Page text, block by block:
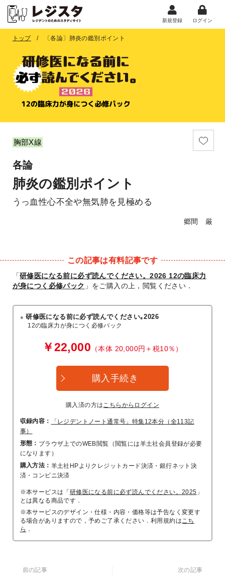
新規登録 ログイン
トップ 〔各論〕肺炎の鑑別ポイント
胸部X線
各論
肺炎の鑑別ポイント
うっ血性心不全や無気肺を見極める
郷間 厳
この記事は有料記事です
「研修医になる前に必ず読んでください。2026 12の臨床力
が身につく必修パック 」をご購入の上，閲覧ください．
研修医になる前に必ず読んでください｡2026
12の臨床力が身につく必修パック
￥22,000 （本体 20,000円＋税10％）
購入手続き
購入済の方はこちらからログイン
収録内容：
「レジデントノート通常号」特集12本分（全113記
事）
形態： ブラウザ上でのWEB閲覧（閲覧には羊土社会員登録が必要
になります）
購入方法： 羊土社HPよりクレジットカード決済・銀行ネット決
済・コンビニ決済
※本サービスは「 研修医になる前に必ず読んでください。2025 」
とは異なる商品です．
※本サービスのデザイン・仕様・内容・価格等は予告なく変更す
る場合がありますので，予めご了承ください．利用規約はこち
ら ．
前の記事 次の記事